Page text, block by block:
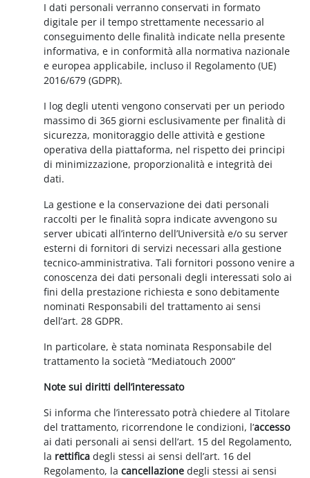
I dati personali verranno conservati in formato
digitale per il tempo strettamente necessario al
conseguimento delle finalità indicate nella presente
informativa, e in conformità alla normativa nazionale
e europea applicabile, incluso il Regolamento (UE)
2016/679 (GDPR).
I log degli utenti vengono conservati per un periodo
massimo di 365 giorni esclusivamente per finalità di
sicurezza, monitoraggio delle attività e gestione
operativa della piattaforma, nel rispetto dei principi
di minimizzazione, proporzionalità e integrità dei
dati.
La gestione e la conservazione dei dati personali
raccolti per le finalità sopra indicate avvengono su
server ubicati all’interno dell’Università e/o su server
esterni di fornitori di servizi necessari alla gestione
tecnico-amministrativa. Tali fornitori possono venire a
conoscenza dei dati personali degli interessati solo ai
fini della prestazione richiesta e sono debitamente
nominati Responsabili del trattamento ai sensi
dell’art. 28 GDPR.
In particolare, è stata nominata Responsabile del
trattamento la società “Mediatouch 2000”
Note sui diritti dell’interessato
Si informa che l’interessato potrà chiedere al Titolare
del trattamento, ricorrendone le condizioni, l’accesso
ai dati personali ai sensi dell’art. 15 del Regolamento,
la rettificadegli stessi ai sensi dell’art. 16 del
Regolamento, lacancellazione degli stessi ai sensi